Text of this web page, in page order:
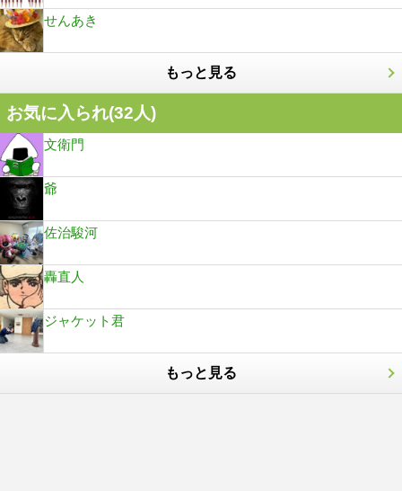
せんあき
もっと見る
お気に入られ(32人)
文衛門
爺
佐治駿河
轟直人
ジャケット君
もっと見る